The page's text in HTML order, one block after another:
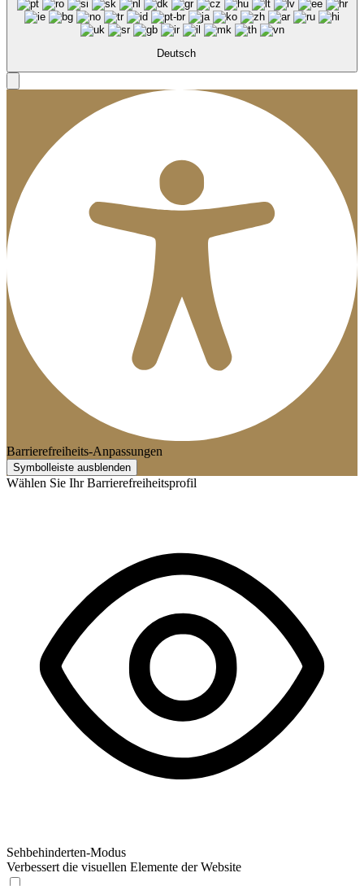
Deutsch
Barrierefreiheits-Anpassungen
Symbolleiste ausblenden
Wählen Sie Ihr Barrierefreiheitsprofil
Sehbehinderten-Modus
Verbessert die visuellen Elemente der Website